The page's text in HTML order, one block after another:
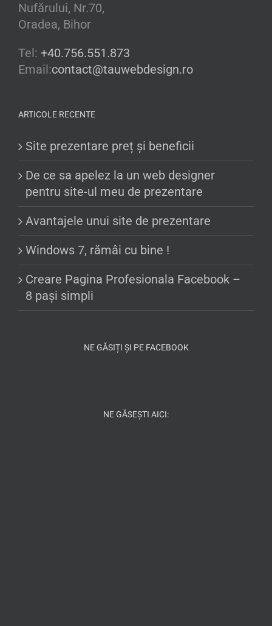
Nufărului, Nr.70,
Oradea, Bihor
Tel: +40.756.551.873
Email:contact@tauwebdesign.ro
ARTICOLE RECENTE
Site prezentare preț și beneficii
De ce sa apelez la un web designer
pentru site-ul meu de prezentare
Avantajele unui site de prezentare
Windows 7, rămâi cu bine !
Creare Pagina Profesionala Facebook –
8 pași simpli
NE GĂSIȚI ȘI PE FACEBOOK
NE GĂSEȘTI AICI: